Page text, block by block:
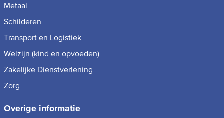
Metaal
Schilderen
Transport en Logistiek
Welzijn (kind en opvoeden)
Zakelijke Dienstverlening
Zorg
Overige informatie